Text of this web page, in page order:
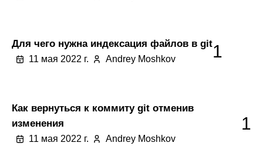
Для чего нужна индексация файлов в git
11 мая 2022 г. Andrey Moshkov 1
Как вернуться к коммиту git отменив
изменения
11 мая 2022 г. Andrey Moshkov
1